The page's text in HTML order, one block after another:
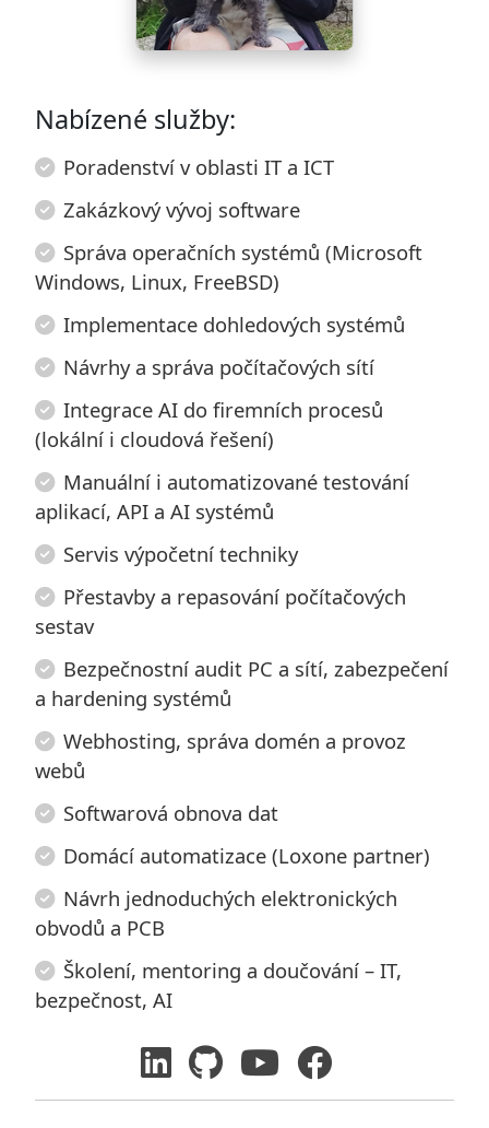
Nabízené služby:
Poradenství v oblasti IT a ICT
Zakázkový vývoj software
Správa operačních systémů (Microsoft
Windows, Linux, FreeBSD)
Implementace dohledových systémů
Návrhy a správa počítačových sítí
Integrace AI do firemních procesů
(lokální i cloudová řešení)
Manuální i automatizované testování
aplikací, API a AI systémů
Servis výpočetní techniky
Přestavby a repasování počítačových
sestav
Bezpečnostní audit PC a sítí, zabezpečení
a hardening systémů
Webhosting, správa domén a provoz
webů
Softwarová obnova dat
Domácí automatizace (Loxone partner)
Návrh jednoduchých elektronických
obvodů a PCB
Školení, mentoring a doučování – IT,
bezpečnost, AI